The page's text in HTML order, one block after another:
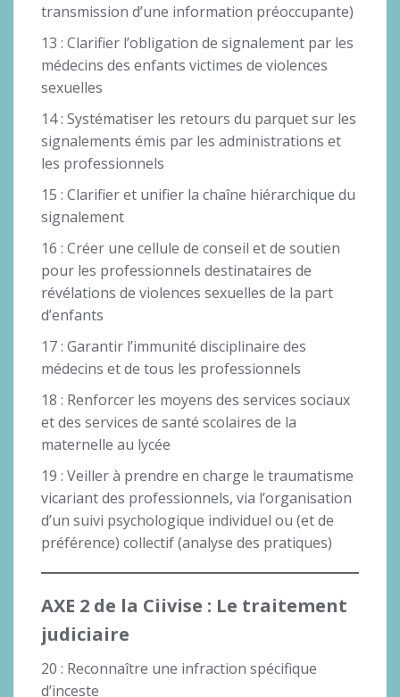
transmission d’une information préoccupante)
13 : Clarifier l’obligation de signalement par les
médecins des enfants victimes de violences
sexuelles
14 : Systématiser les retours du parquet sur les
signalements émis par les administrations et
les professionnels
15 : Clarifier et unifier la chaîne hiérarchique du
signalement
16 : Créer une cellule de conseil et de soutien
pour les professionnels destinataires de
révélations de violences sexuelles de la part
d’enfants
17 : Garantir l’immunité disciplinaire des
médecins et de tous les professionnels
18 : Renforcer les moyens des services sociaux
et des services de santé scolaires de la
maternelle au lycée
19 : Veiller à prendre en charge le traumatisme
vicariant des professionnels, via l’organisation
d’un suivi psychologique individuel ou (et de
préférence) collectif (analyse des pratiques)
AXE 2 de la Ciivise : Le traitement
judiciaire
20 : Reconnaître une infraction spécifique
d’inceste